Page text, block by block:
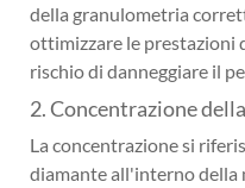
della granulometria
ottimizzare le prestazioni
rischio di danneggiare il
2. Concentrazione
La concentrazione si
diamante all'interno della